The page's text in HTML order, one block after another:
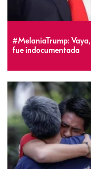
#MelaniaTrump:
fue indocumentada